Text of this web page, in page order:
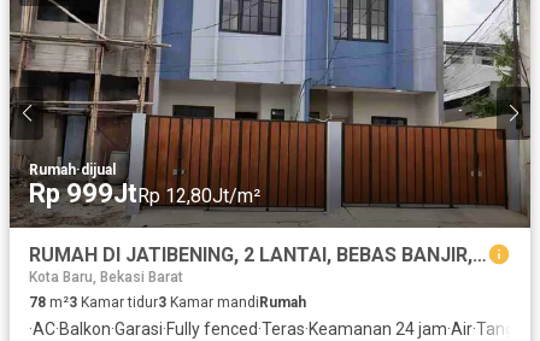
Rumah·dijual
Rp 999JtRp 12,80Jt/m²
RUMAH DI JATIBENING, 2 LANTAI, BEBAS BANJIR, READY STOCK
Kota Baru, Bekasi Barat
78 m²3 Kamar tidur3 Kamar mandi Rumah
·AC·Balkon·Garasi·Fully fenced·Teras·Keamanan 24 jam·Air·Tangki